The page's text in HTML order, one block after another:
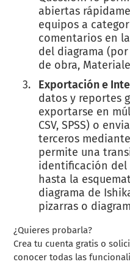
abiertas
equipos a
comentarios en
del diagrama
de obra,
Exportación e
datos y reportes
exportarse en
CSV, SPSS) o
terceros
permite una
identificación del
hasta la
diagrama de
pizarras o
¿Quieres probarla?
Crea tu cuenta gratis o
conocer todas las